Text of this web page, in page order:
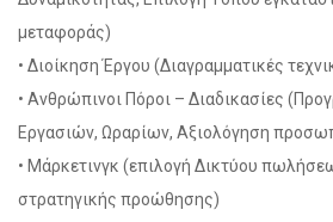
μεταφοράς)
• Διοίκηση Έργου (Διαγραμματικές
• Ανθρώπινοι Πόροι – Διαδικασίες
Εργασιών, Ωραρίων, Αξιολόγηση
• Μάρκετινγκ (επιλογή Δικτύου
στρατηγικής προώθησης)